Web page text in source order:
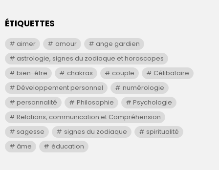
ÉTIQUETTES
aimer amour
ange gardien
astrologie, signes du zodiaque et horoscopes
bien-être
chakras couple
Célibataire
Développement personnel
numérologie
personnalité
Philosophie
Psychologie
Relations, communication et Compréhension
sagesse
signes du zodiaque
spiritualité
âme
éducation